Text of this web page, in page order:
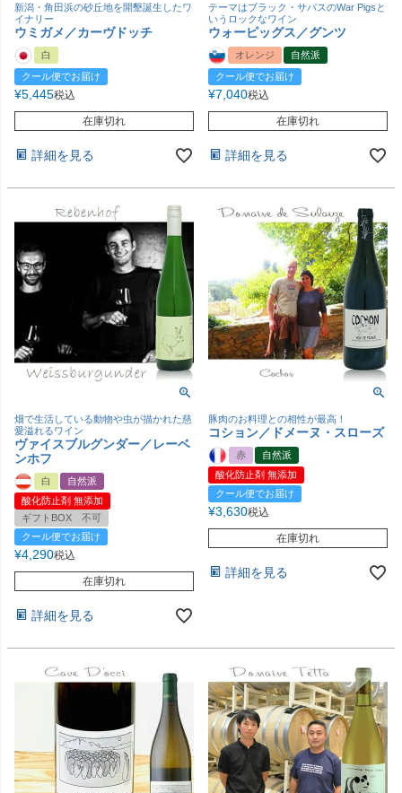
新潟・角田浜の砂丘地を開墾誕生したワ
イナリー
ウミガメ／カーヴドッチ
白
クール便でお届け
¥5,445税込
在庫切れ
詳細を見る
テーマはブラック・サバスのWar Pigsと
いうロックなワイン
ウォーピッグス／グンツ
オレンジ
自然派
クール便でお届け
¥7,040税込
在庫切れ
詳細を見る
畑で生活している動物や虫が描かれた慈
愛溢れるワイン
ヴァイスブルグンダー／レーベ
ンホフ
白
自然派
酸化防止剤 無添加
ギフトBOX 不可
クール便でお届け
¥4,290税込
在庫切れ
詳細を見る
豚肉のお料理との相性が最高！
コション／ドメーヌ・スローズ
赤
自然派
酸化防止剤 無添加
クール便でお届け
¥3,630税込
在庫切れ
詳細を見る